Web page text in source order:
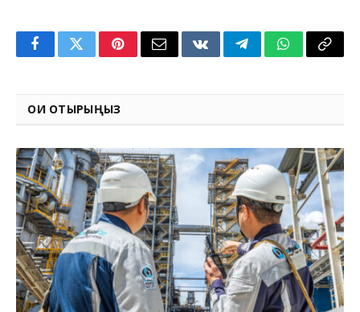
FacebookTwitterPinterestEmail VKontakteTelegramWhatsApp
Copy
ОҚИ ОТЫРЫҢЫЗ